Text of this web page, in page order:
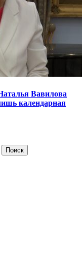
Вавилова
календарная